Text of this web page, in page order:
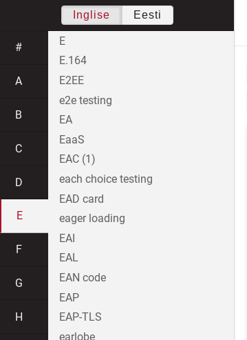
Inglise Eesti
#
A
B
C
D
E
F
G
H
E
E.164
E2EE
e2e testing
EA
EaaS
EAC (1)
each choice testing
EAD card
eager loading
EAI
EAL
EAN code
EAP
EAP-TLS
earlobe